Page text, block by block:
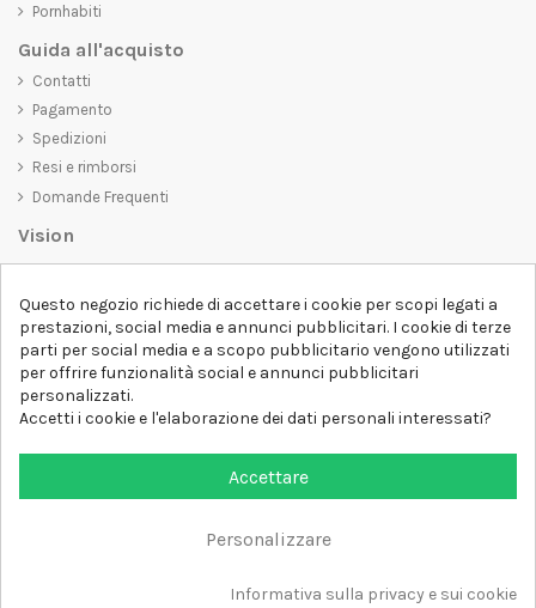
Pornhabiti
Guida all'acquisto
Contatti
Pagamento
Spedizioni
Resi e rimborsi
Domande Frequenti
Vision
belli da vedere, ma che trasmettano anche un messaggio importante.
Che siate alla ricerca di una t-shirt unica e di tendenza, di una felpa
comoda e accogliente o di un accessorio esclusivo,D-SHIRTha
qualcosa per tutti.
Follow us
Questo negozio richiede di accettare i cookie per scopi legati a
prestazioni, social media e annunci pubblicitari. I cookie di terze
parti per social media e a scopo pubblicitario vengono utilizzati
per offrire funzionalità social e annunci pubblicitari
personalizzati.
Accetti i cookie e l'elaborazione dei dati personali interessati?
Accettare
Personalizzare
Informativa sulla privacy e sui cookie